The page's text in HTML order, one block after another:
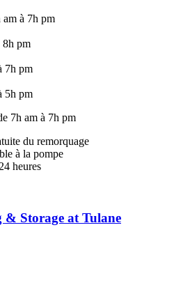
à 7h pm
8h pm
7h pm
5h pm
7h am à 7h pm
du remorquage
à la pompe
heures
Storage at Tulane